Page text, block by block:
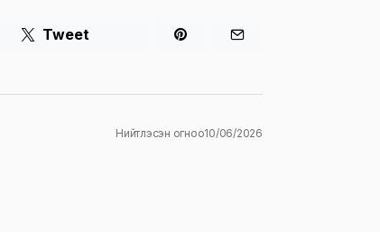
Tweet
Нийтлэсэн огноо10/06/2026